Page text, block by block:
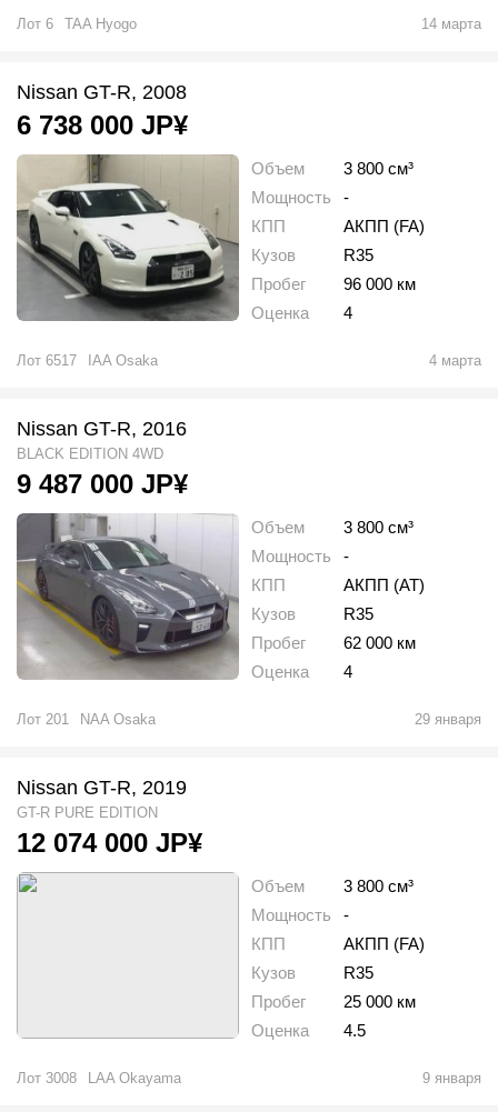
Лот 6 TAA Hyogo 14 марта
Nissan GT-R, 2008
6 738 000 JP¥
Объем
3 800 см³
Мощность
-
КПП
АКПП (FA)
Кузов
R35
Пробег
96 000 км
Оценка
4
Лот 6517 IAA Osaka 4 марта
Nissan GT-R, 2016
BLACK EDITION 4WD
9 487 000 JP¥
Объем
3 800 см³
Мощность
-
КПП
АКПП (AT)
Кузов
R35
Пробег
62 000 км
Оценка
4
Лот 201 NAA Osaka 29 января
Nissan GT-R, 2019
GT-R PURE EDITION
12 074 000 JP¥
Объем
3 800 см³
Мощность
-
КПП
АКПП (FA)
Кузов
R35
Пробег
25 000 км
Оценка
4.5
Лот 3008 LAA Okayama 9 января